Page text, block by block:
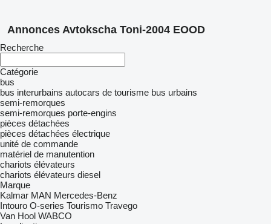
Annonces Avtokscha Toni-2004 EOOD
Recherche
Catégorie
bus
bus interurbains autocars de tourisme bus urbains
semi-remorques
semi-remorques porte-engins
pièces détachées
pièces détachées électrique
unité de commande
matériel de manutention
chariots élévateurs
chariots élévateurs diesel
Marque
Kalmar MAN Mercedes-Benz
Intouro O-series Tourismo Travego
Van Hool WABCO